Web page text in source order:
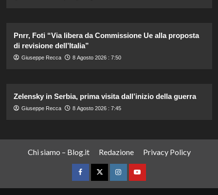
Pnrr, Foti “Via libera da Commissione Ue alla proposta
di revisione dell’Italia”
Giuseppe Recca 8 Agosto 2026 : 7:50
Zelensky in Serbia, prima visita dall’inizio della guerra
Giuseppe Recca 8 Agosto 2026 : 7:45
Chi siamo – Blog.it Redazione Privacy Policy
FacebookTwitterInstagramYouTube